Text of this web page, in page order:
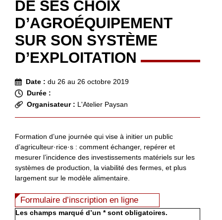
DE SES CHOIX
D’AGROÉQUIPEMENT
SUR SON SYSTÈME
D’EXPLOITATION
Date : du 26 au 26 octobre 2019
Durée :
Organisateur : L'Atelier Paysan
Formation d’une journée qui vise à initier un public
d’agriculteur·rice·s : comment échanger, repérer et
mesurer l’incidence des investissements matériels sur les
systèmes de production, la viabilité des fermes, et plus
largement sur le modèle alimentaire.
Formulaire d’inscription en ligne
Les champs marqué d’un * sont obligatoires.